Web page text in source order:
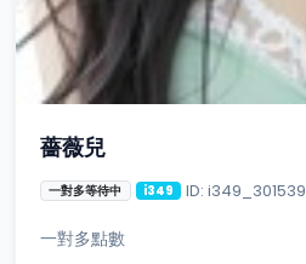
薔薇兒
一對多等待中 i349 ID: i349_301539
一對多點數